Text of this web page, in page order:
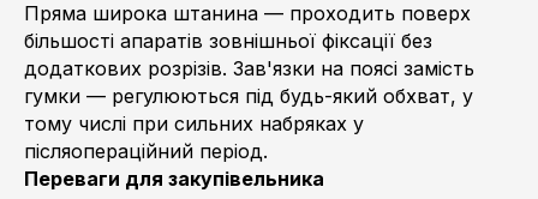
Пряма широка штанина — проходить поверх
більшості апаратів зовнішньої фіксації без
додаткових розрізів. Зав'язки на поясі замість
гумки — регулюються під будь-який обхват, у
тому числі при сильних набряках у
післяопераційний період.
Переваги для закупівельника